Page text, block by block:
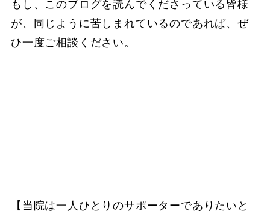
もし、このブログを読んでくださっている皆様
が、同じように苦しまれているのであれば、ぜ
ひ一度ご相談ください。
【当院は一人ひとりのサポーターでありたいと